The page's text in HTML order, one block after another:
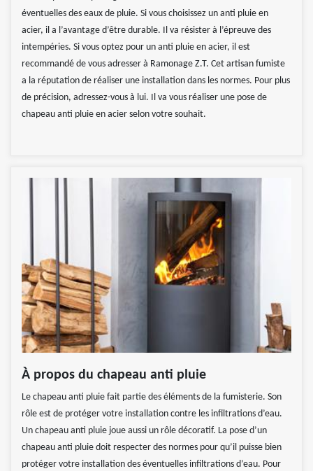
éventuelles des eaux de pluie. Si vous choisissez un anti pluie en
acier, il a l’avantage d’être durable. Il va résister à l’épreuve des
intempéries. Si vous optez pour un anti pluie en acier, il est
recommandé de vous adresser à Ramonage Z.T. Cet artisan fumiste
a la réputation de réaliser une installation dans les normes. Pour plus
de précision, adressez-vous à lui. Il va vous réaliser une pose de
chapeau anti pluie en acier selon votre souhait.
À propos du chapeau anti pluie
Le chapeau anti pluie fait partie des éléments de la fumisterie. Son
rôle est de protéger votre installation contre les infiltrations d’eau.
Un chapeau anti pluie joue aussi un rôle décoratif. La pose d’un
chapeau anti pluie doit respecter des normes pour qu’il puisse bien
protéger votre installation des éventuelles infiltrations d’eau. Pour